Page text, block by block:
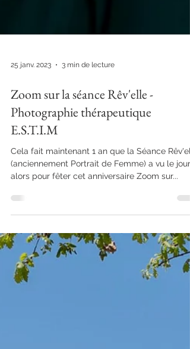
Zoom sur la séance Rêv'elle -
Photographie thérapeutique
E.S.T.I.M
Cela fait maintenant 1 an que la Séance
alors pour fêter cet anniversaire Zoom sur...